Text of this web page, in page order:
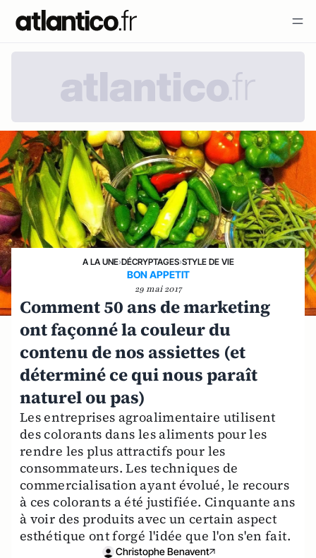
A LA UNE›DÉCRYPTAGES›STYLE DE VIE
BON APPETIT
29 mai 2017
Comment 50 ans de marketing
ont façonné la couleur du
contenu de nos assiettes (et
déterminé ce qui nous paraît
naturel ou pas)
Les entreprises agroalimentaire utilisent
des colorants dans les aliments pour les
rendre les plus attractifs pour les
consommateurs. Les techniques de
commercialisation ayant évolué, le recours
à ces colorants a été justifiée. Cinquante ans
à voir des produits avec un certain aspect
esthétique ont forgé l'idée que l'on s'en fait.
Christophe Benavent